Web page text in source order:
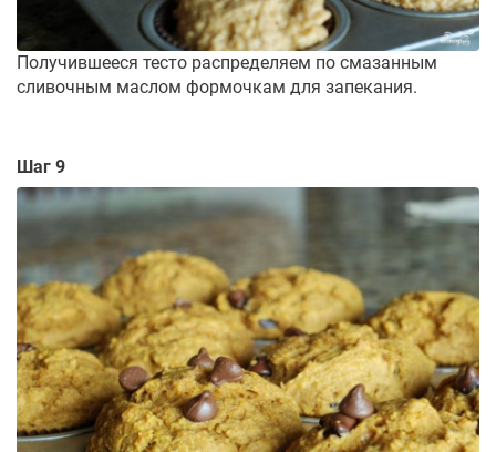
Получившееся тесто распределяем по смазанным
сливочным маслом формочкам для запекания.
Шаг 9